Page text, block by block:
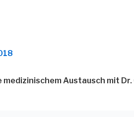
medizinischem Austausch mit